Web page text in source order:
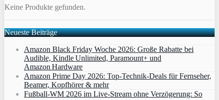
Keine Produkte gefunden.
Neueste Beiträge
Amazon Black Friday Woche 2026: Große Rabatte bei
Audible, Kindle Unlimited, Paramount+ und
Amazon Hardware
Amazon Prime Day 2026: Top-Technik-Deals für Fernseher,
Beamer, Kopfhörer & mehr
Fußball-WM 2026 im Live-Stream ohne Verzögerung: So